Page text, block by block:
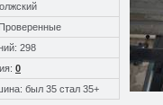
298
0
был 35 стал 35+